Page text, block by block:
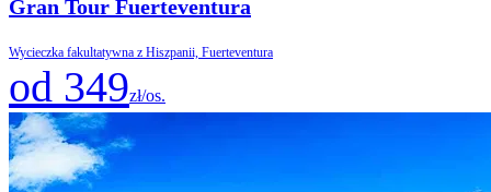
Gran Tour Fuerteventura
Wycieczka fakultatywna z Hiszpanii, Fuerteventura
od 349zł/os.